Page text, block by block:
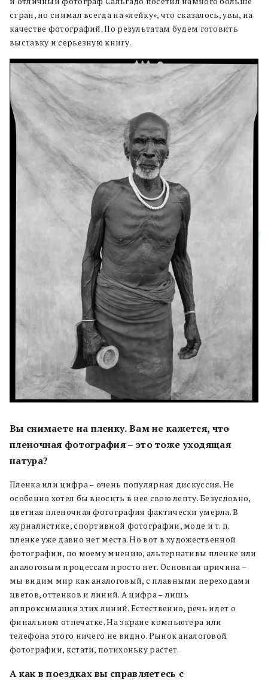
стран, но снимал всегда на «лейку», что сказалось, увы, на
качестве фотографий. По результатам будем готовить
выставку и серьезную книгу.
Вы снимаете на пленку. Вам не кажется, что
пленочная фотография – это тоже уходящая
натура?
Пленка или цифра – очень популярная дискуссия. Не
особенно хотел бы вносить в нее свою лепту. Безусловно,
цветная пленочная фотография фактически умерла. В
журналистике, спортивной фотографии, моде и т. п.
пленке уже давно нет места. Но вот в художественной
фотографии, по моему мнению, альтернативы пленке или
аналоговым процессам просто нет. Основная причина –
мы видим мир как аналоговый, с плавными переходами
цветов, оттенков и линий. А цифра – лишь
аппроксимация этих линий. Естественно, речь идет о
финальном отпечатке. На экране компьютера или
телефона этого ничего не видно. Рынок аналоговой
фотографии, кстати, потихоньку растет.
А как в поездках вы справляетесь с